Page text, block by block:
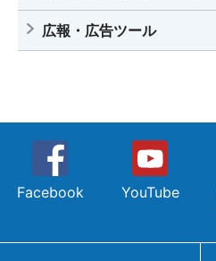
広報・広告ツール
Facebook YouTube